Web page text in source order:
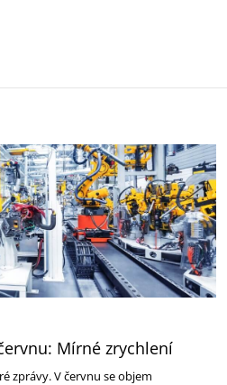
Mírné zrychlení
zprávy. V červnu se objem